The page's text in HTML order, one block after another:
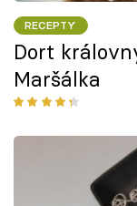
RECEPTY
Dort
Maršálka